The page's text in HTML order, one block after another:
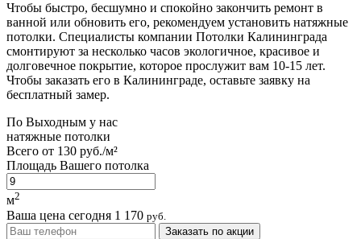
Чтобы быстро, бесшумно и спокойно закончить ремонт в
ванной или обновить его, рекомендуем установить натяжные
потолки. Специалисты компании Потолки Калининграда
смонтируют за несколько часов экологичное, красивое и
долговечное покрытие, которое прослужит вам 10-15 лет.
Чтобы заказать его в Калининграде, оставьте заявку на
бесплатный замер.
По Выходным у нас
натяжные потолки
Всего от 130 руб./м²
Площадь Вашего потолка
м2
Ваша цена сегодня 1 170 руб.
Заказать по акции